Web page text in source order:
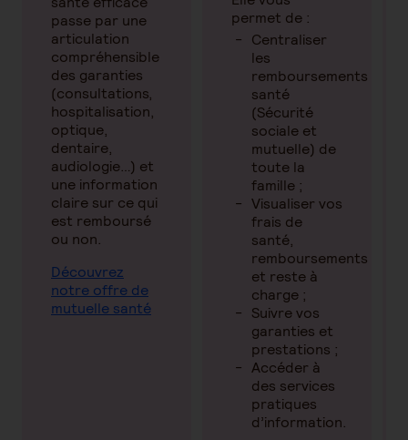
passe par une
articulation
compréhensible
des garanties
(consultations,
hospitalisation,
optique,
dentaire,
audiologie…) et
une information
claire sur ce qui
est remboursé
ou non.
Découvrez
notre offre de
mutuelle santé
permet de :
Centraliser
les
remboursements
santé
(Sécurité
sociale et
mutuelle) de
toute la
famille ;
Visualiser vos
frais de
santé,
remboursements
et reste à
charge ;
Suivre vos
garanties et
prestations ;
Accéder à
des services
pratiques
d’information.